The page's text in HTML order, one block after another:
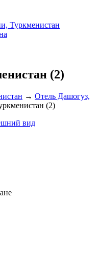
Туркменистан
(2)
→ Отель Дашогуз,
(2)